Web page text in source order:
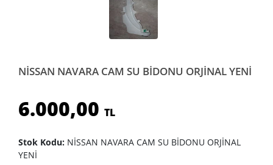
NİSSAN NAVARA CAM SU BİDONU ORJİNAL YENİ
6.000,00 TL
Stok Kodu: NİSSAN NAVARA CAM SU BİDONU ORJİNAL
YENİ